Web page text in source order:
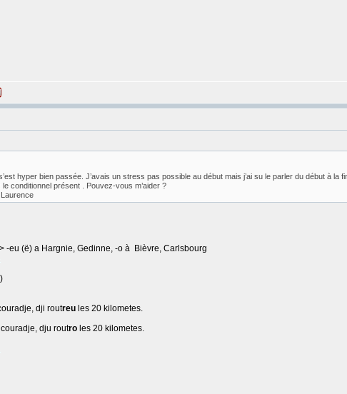
hyper bien passée. J’avais un stress pas possible au début mais j’ai su le parler du début à la
conditionnel présent . Pouvez-vous m’aider ?
-eu (ë) a Hargnie, Gedinne, -o à Bièvre, Carlsbourg
dji routreu les 20 kilometes.
couradje, dju routro les 20 kilometes.